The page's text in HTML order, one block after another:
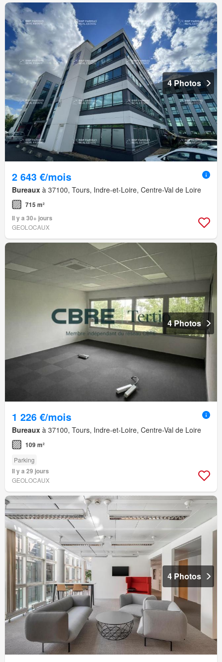
4 Photos
2 643 €/mois
Bureaux à 37100, Tours, Indre-et-Loire, Centre-Val de Loire
715 m²
Il y a 30+ jours
GEOLOCAUX
4 Photos
1 226 €/mois
Bureaux à 37100, Tours, Indre-et-Loire, Centre-Val de Loire
109 m²
Parking
Il y a 29 jours
GEOLOCAUX
4 Photos